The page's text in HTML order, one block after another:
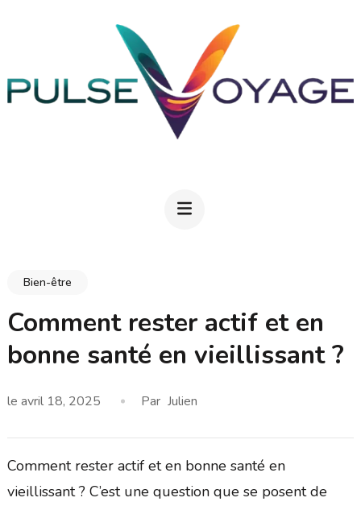
(Pressez
Bien-être
Comment rester actif et en
bonne santé en vieillissant ?
le avril 18, 2025 Par Julien
Comment rester actif et en bonne santé en
vieillissant ? C’est une question que se posent de